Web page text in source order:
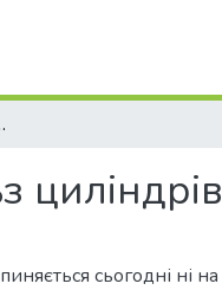
циліндрів
циліндрів
сьогодні ні на